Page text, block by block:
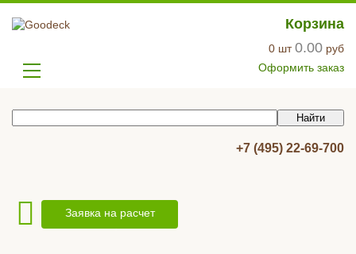
Корзина
0 шт0.00 руб
Оформить заказ
+7 (495) 22-69-700
Заявка на расчет